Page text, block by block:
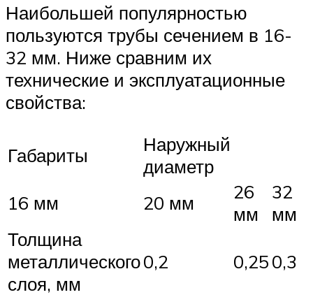
Наибольшей популярностью
пользуются трубы сечением в 16-
32 мм. Ниже сравним их
технические и эксплуатационные
свойства:
Габариты
Наружный
диаметр
16 мм
20 мм
26
мм
32
мм
Толщина
металлического
слоя, мм
0,2 0,250,3